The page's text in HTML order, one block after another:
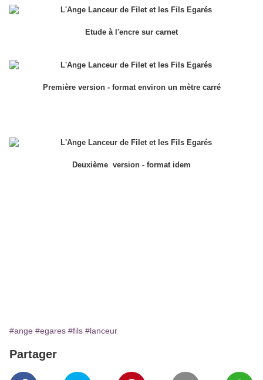
Etude à l'encre sur carnet
Première version - format environ un mètre carré
Deuxième version - format idem
#ange #egares #fils #lanceur
Partager